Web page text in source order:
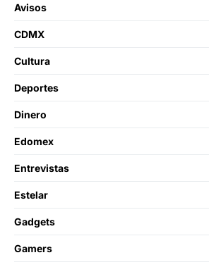
Avisos
CDMX
Cultura
Deportes
Dinero
Edomex
Entrevistas
Estelar
Gadgets
Gamers